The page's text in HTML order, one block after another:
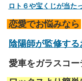
ロト６や宝くじが当た
恋愛でお悩みなら
陰陽師が監修す
愛車をガラスコー